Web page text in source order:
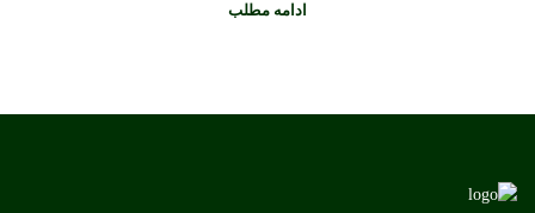
ادامه مطلب